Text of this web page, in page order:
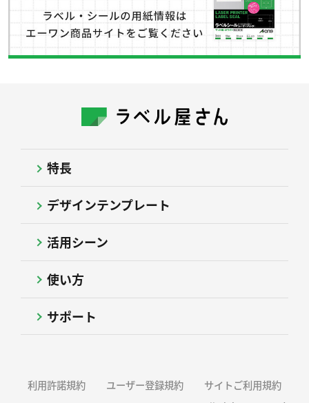
特長
デザインテンプレート
活用シーン
使い方
サポート
利用許諾規約 ユーザー登録規約 サイトご利用規約